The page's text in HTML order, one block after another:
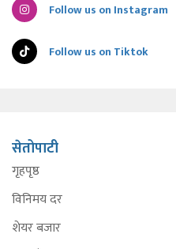
Follow us on Instagram
Follow us on Tiktok
सेतोपाटी
गृहपृष्ठ
विनिमय दर
शेयर बजार